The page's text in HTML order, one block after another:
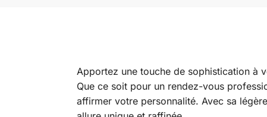
Apportez une touche de sophistication à
Que ce soit pour un rendez-vous
affirmer votre personnalité. Avec sa